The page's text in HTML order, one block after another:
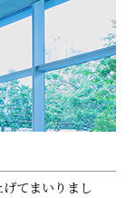
てまいりまし